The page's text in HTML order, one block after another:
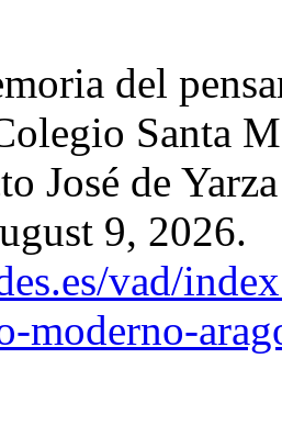
del
Santa
José de
9, 2026.
vad/
moderno-